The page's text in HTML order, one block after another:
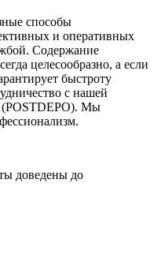
способы
и оперативных
Содержание
целесообразно, а если
быстроту
с нашей
Мы
доведены до